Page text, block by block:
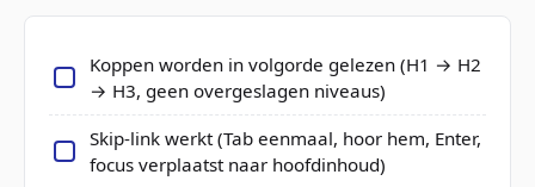
Koppen worden in volgorde gelezen (H1 → H2
→ H3, geen overgeslagen niveaus)
Skip-link werkt (Tab eenmaal, hoor hem, Enter,
focus verplaatst naar hoofdinhoud)